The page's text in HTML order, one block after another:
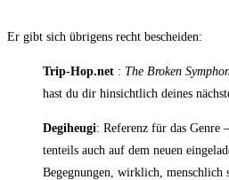
Er gibt sich übri­gens recht bescheiden:
Trip-Hop.net : The Bro­ken
hast du dir hin­sicht­lich dei­nes
Degi­he­u­gi: Refe­renz für das Gen­re
ten­teils auch auf dem neu­en
Begeg­nun­gen, wirk­lich, mensch­lich